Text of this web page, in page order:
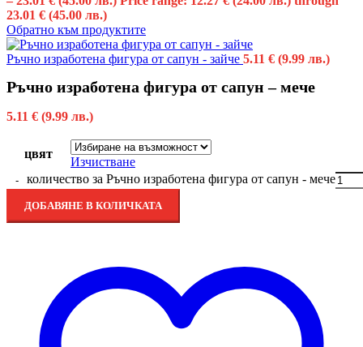
23.01 € (45.00 лв.)
Обратно към продуктите
Ръчно изработена фигура от сапун - зайче 5.11 € (9.99 лв.)
Ръчно изработена фигура от сапун – мече
5.11 € (9.99 лв.)
цвят
Изчистване
количество за Ръчно изработена фигура от сапун - мече
ДОБАВЯНЕ В КОЛИЧКАТА